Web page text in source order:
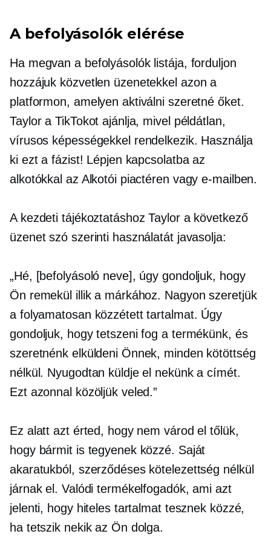
A befolyásolók elérése
Ha megvan a befolyásolók listája, forduljon
hozzájuk közvetlen üzenetekkel azon a
platformon, amelyen aktiválni szeretné őket.
Taylor a TikTokot ajánlja, mivel példátlan,
vírusos képességekkel rendelkezik. Használja
ki ezt a fázist! Lépjen kapcsolatba az
alkotókkal az Alkotói piactéren vagy e-mailben.
A kezdeti tájékoztatáshoz Taylor a következő
üzenet szó szerinti használatát javasolja:
„Hé, [befolyásoló neve], úgy gondoljuk, hogy
Ön remekül illik a márkához. Nagyon szeretjük
a folyamatosan közzétett tartalmat. Úgy
gondoljuk, hogy tetszeni fog a termékünk, és
szeretnénk elküldeni Önnek, minden kötöttség
nélkül. Nyugodtan küldje el nekünk a címét.
Ezt azonnal közöljük veled.”
Ez alatt azt érted, hogy nem várod el tőlük,
hogy bármit is tegyenek közzé. Saját
akaratukból, szerződéses kötelezettség nélkül
járnak el. Valódi termékelfogadók, ami azt
jelenti, hogy hiteles tartalmat tesznek közzé,
ha tetszik nekik az Ön dolga.